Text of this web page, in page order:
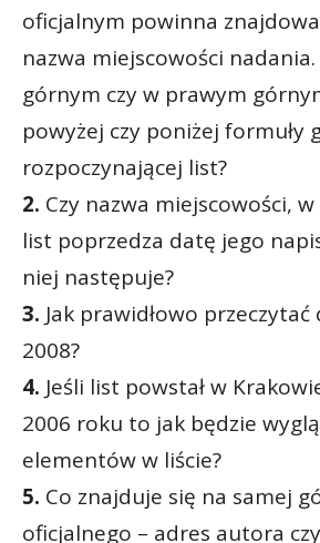
oficjalnym powinna
nazwa miejscowości
górnym czy w prawym
powyżej czy poniżej formuły
rozpoczynającej list?
2. Czy nazwa miejscowości,
list poprzedza datę jego
niej następuje?
3. Jak prawidłowo
2008?
4. Jeśli list powstał w
2006 roku to jak będzie
elementów w liście?
5. Co znajduje się na samej
oficjalnego – adres autora